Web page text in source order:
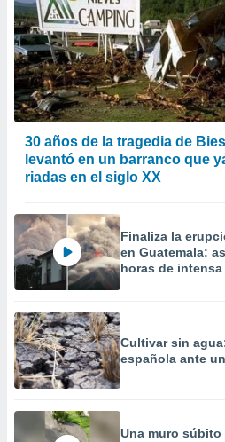
30 años de la tragedia de
levantó en un barranco que
riadas en el siglo XX
Finaliza la
en Guatemala:
horas de
Cultivar sin
española ante
Una muro